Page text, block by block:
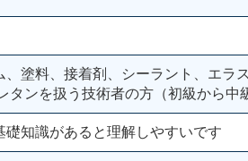
、塗料、接着剤、シーラント、エラ
タンを扱う技術者の方（初級から中
礎知識があると理解しやすいです